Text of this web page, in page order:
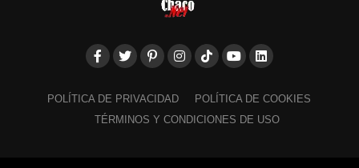
POLÍTICA DE PRIVACIDAD
POLÍTICA DE COOKIES
TÉRMINOS Y CONDICIONES DE USO